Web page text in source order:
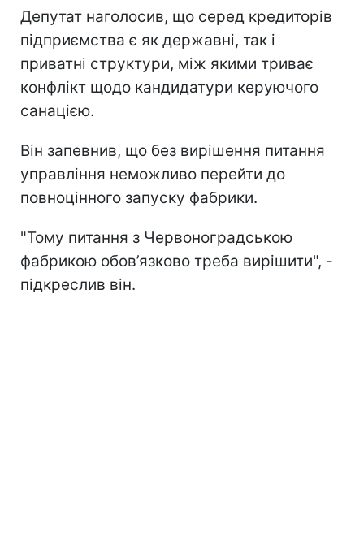
Депутат наголосив, що серед кредиторів
підприємства є як державні, так і
приватні структури, між якими триває
конфлікт щодо кандидатури керуючого
санацією.
Він запевнив, що без вирішення питання
управління неможливо перейти до
повноцінного запуску фабрики.
"Тому питання з Червоноградською
фабрикою обов’язково треба вирішити", -
підкреслив він.